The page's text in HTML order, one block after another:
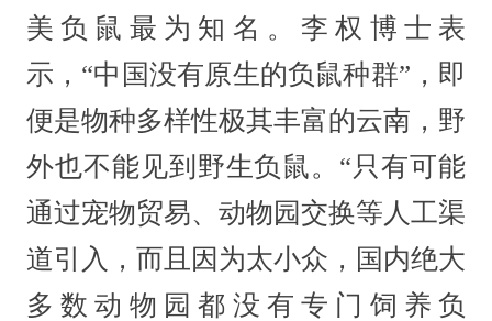
美负鼠最为知名。李权博士表
示，“中国没有原生的负鼠种群”，即
便是物种多样性极其丰富的云南，野
外也不能见到野生负鼠。“只有可能
通过宠物贸易、动物园交换等人工渠
道引入，而且因为太小众，国内绝大
多数动物园都没有专门饲养负